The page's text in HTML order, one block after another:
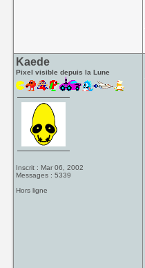
Kaede
Pixel visible depuis la Lune
Inscrit : Mar 06, 2002
Messages : 5339
Hors ligne